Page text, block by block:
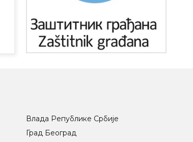
Влада Републике Србије
Град Београд